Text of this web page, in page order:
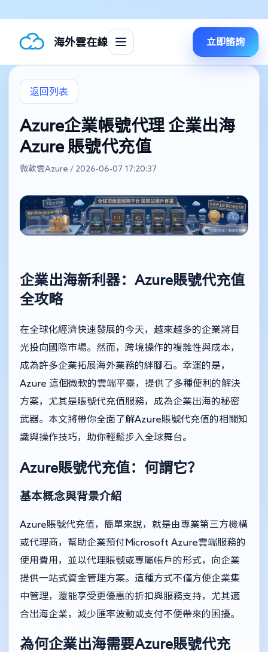
海外雲在線 立即諮詢
返回列表
Azure企業帳號代理 企業出海
Azure 賬號代充值
微軟雲Azure / 2026-06-07 17:20:37
企業出海新利器：Azure賬號代充值
全攻略
在全球化經濟快速發展的今天，越來越多的企業將目
光投向國際市場。然而，跨境操作的複雜性與成本，
成為許多企業拓展海外業務的絆腳石。幸運的是，
Azure 這個微軟的雲端平臺，提供了多種便利的解決
方案，尤其是賬號代充值服務，成為企業出海的秘密
武器。本文將帶你全面了解Azure賬號代充值的相關知
識與操作技巧，助你輕鬆步入全球舞台。
Azure賬號代充值：何謂它？
基本概念與背景介紹
Azure賬號代充值，簡單來說，就是由專業第三方機構
或代理商，幫助企業預付Microsoft Azure雲端服務的
使用費用，並以代理賬號或專屬帳戶的形式，向企業
提供一站式資金管理方案。這種方式不僅方便企業集
中管理，還能享受更優惠的折扣與服務支持，尤其適
合出海企業，減少匯率波動或支付不便帶來的困擾。
為何企業出海需要Azure賬號代充